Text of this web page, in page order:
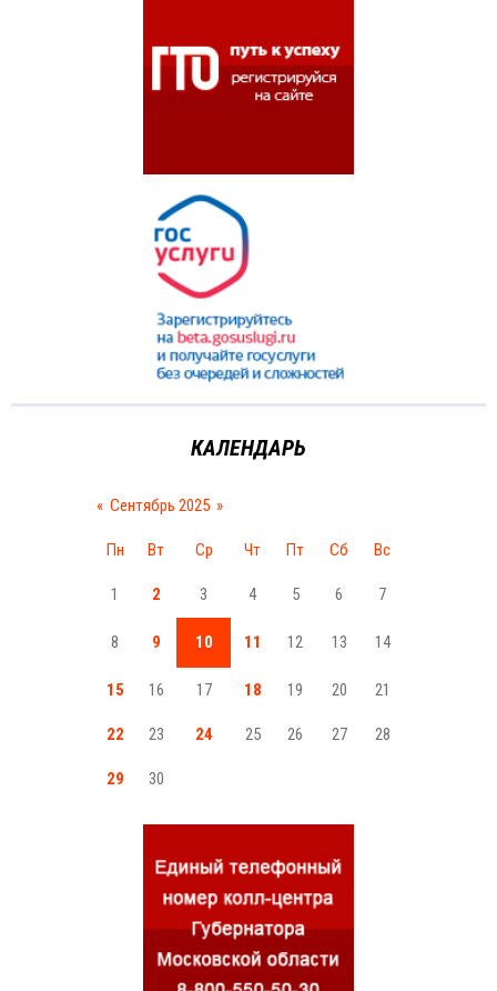
КАЛЕНДАРЬ
« Сентябрь 2025 »
Пн Вт Ср Чт Пт Сб Вс
1 2 3 4 5 6 7
8 9 10 11 12 13 14
15 16 17 18 19 20 21
22 23 24 25 26 27 28
29 30